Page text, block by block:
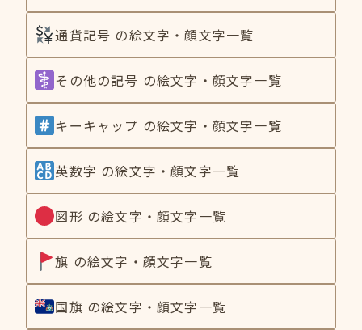
通貨記号 の絵文字・顔文字一覧
その他の記号 の絵文字・顔文字一覧
キーキャップ の絵文字・顔文字一覧
英数字 の絵文字・顔文字一覧
図形 の絵文字・顔文字一覧
旗 の絵文字・顔文字一覧
国旗 の絵文字・顔文字一覧